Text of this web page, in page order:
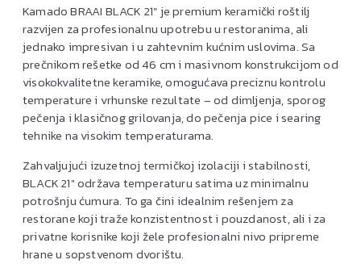
Kamado BRAAI BLACK 21″ je premium keramički roštilj
razvijen za profesionalnu upotrebu u restoranima, ali
jednako impresivan i u zahtevnim kućnim uslovima. Sa
prečnikom rešetke od 46 cm i masivnom konstrukcijom od
visokokvalitetne keramike, omogućava preciznu kontrolu
temperature i vrhunske rezultate – od dimljenja, sporog
pečenja i klasičnog grilovanja, do pečenja pice i searing
tehnike na visokim temperaturama.
Zahvaljujući izuzetnoj termičkoj izolaciji i stabilnosti,
BLACK 21″ održava temperaturu satima uz minimalnu
potrošnju ćumura. To ga čini idealnim rešenjem za
restorane koji traže konzistentnost i pouzdanost, ali i za
privatne korisnike koji žele profesionalni nivo pripreme
hrane u sopstvenom dvorištu.